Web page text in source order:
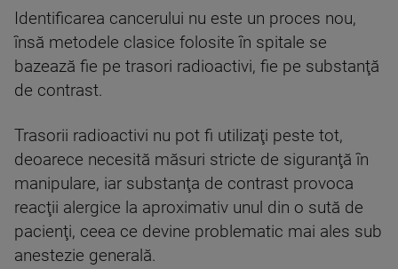
Identificarea cancerului nu este un proces nou,
însă metodele clasice folosite în spitale se
bazează fie pe trasori radioactivi, fie pe substanţă
de contrast.
Trasorii radioactivi nu pot fi utilizaţi peste tot,
deoarece necesită măsuri stricte de siguranţă în
manipulare, iar substanţa de contrast provoca
reacţii alergice la aproximativ unul din o sută de
pacienţi, ceea ce devine problematic mai ales sub
anestezie generală.